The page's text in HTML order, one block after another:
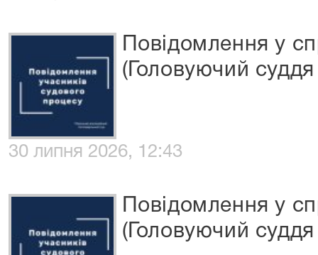
Повідомлення у
(Головуючий
30 липня 2026, 12:43
Повідомлення у
(Головуючий